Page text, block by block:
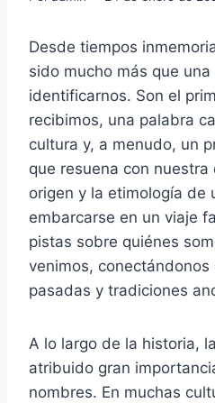
Desde tiempos
sido mucho más que
identificarnos. Son el
recibimos, una palabra
cultura y, a menudo, un
que resuena con nuestra
origen y la etimología de
embarcarse en un viaje
pistas sobre quiénes
venimos, conectándonos
pasadas y tradiciones
A lo largo de la historia,
atribuido gran
nombres. En muchas